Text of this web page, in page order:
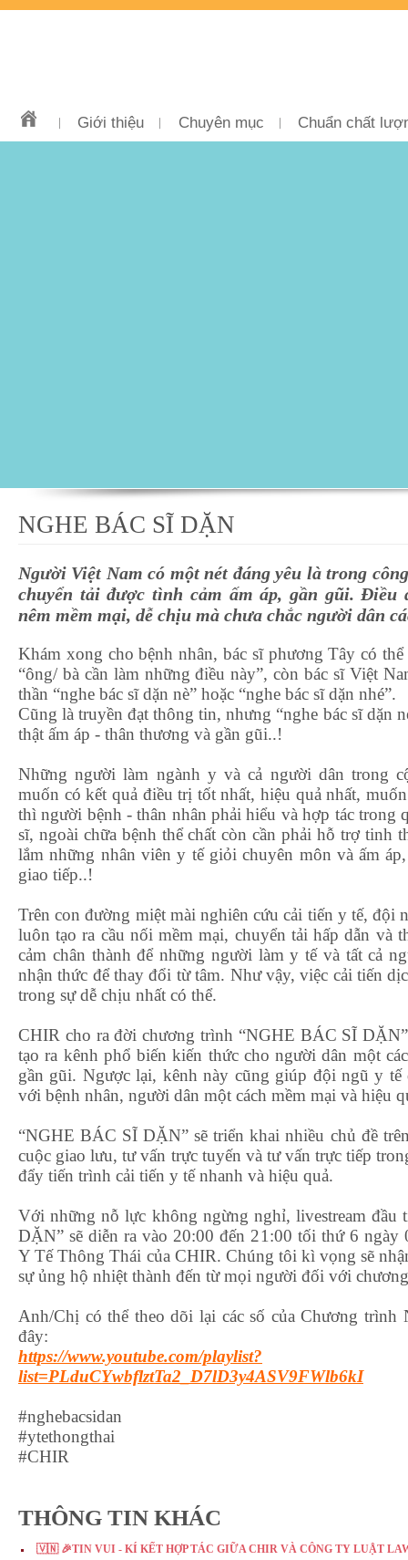
Giới thiệu Chuyên mục Chuẩn chất
NGHE BÁC SĨ DẶN
Người Việt Nam có một nét đáng yêu là trong
chuyển tải được tình cảm ấm áp, gần gũi. Điều
nêm mềm mại, dễ chịu mà chưa chắc người dân
Khám xong cho bệnh nhân, bác sĩ phương Tây có
“ông/ bà cần làm những điều này”, còn bác sĩ Việt
thần “nghe bác sĩ dặn nè” hoặc “nghe bác sĩ dặn nhé”.
Cũng là truyền đạt thông tin, nhưng “nghe bác sĩ dặn
thật ấm áp - thân thương và gần gũi..!
Những người làm ngành y và cả người dân trong
muốn có kết quả điều trị tốt nhất, hiệu quả nhất,
thì người bệnh - thân nhân phải hiểu và hợp tác trong
sĩ, ngoài chữa bệnh thể chất còn cần phải hỗ trợ tinh
lắm những nhân viên y tế giỏi chuyên môn và ấm
giao tiếp..!
Trên con đường miệt mài nghiên cứu cải tiến y tế, đội
luôn tạo ra cầu nối mềm mại, chuyển tải hấp dẫn và
cảm chân thành để những người làm y tế và tất cả
nhận thức để thay đổi từ tâm. Như vậy, việc cải tiến
trong sự dễ chịu nhất có thể.
CHIR cho ra đời chương trình “NGHE BÁC SĨ
tạo ra kênh phổ biến kiến thức cho người dân một
gần gũi. Ngược lại, kênh này cũng giúp đội ngũ y tế
với bệnh nhân, người dân một cách mềm mại và hiệu
“NGHE BÁC SĨ DẶN” sẽ triển khai nhiều chủ đề
cuộc giao lưu, tư vấn trực tuyến và tư vấn trực tiếp
đẩy tiến trình cải tiến y tế nhanh và hiệu quả.
Với những nỗ lực không ngừng nghỉ, livestream đầu
DẶN” sẽ diễn ra vào 20:00 đến 21:00 tối thứ 6 ngày
Y Tế Thông Thái của CHIR. Chúng tôi kì vọng sẽ
sự ủng hộ nhiệt thành đến từ mọi người đối với
Anh/Chị có thể theo dõi lại các số của Chương
đây:
https://www.youtube.com/playlist?
list=PLduCYwbflztTa2_D7lD3y4ASV9FWlb6kI
#nghebacsidan
#ytethongthai
#CHIR
THÔNG TIN KHÁC
🇻🇳 🎉TIN VUI - KÍ KẾT HỢP TÁC GIỮA CHIR VÀ CÔNG TY LUẬT